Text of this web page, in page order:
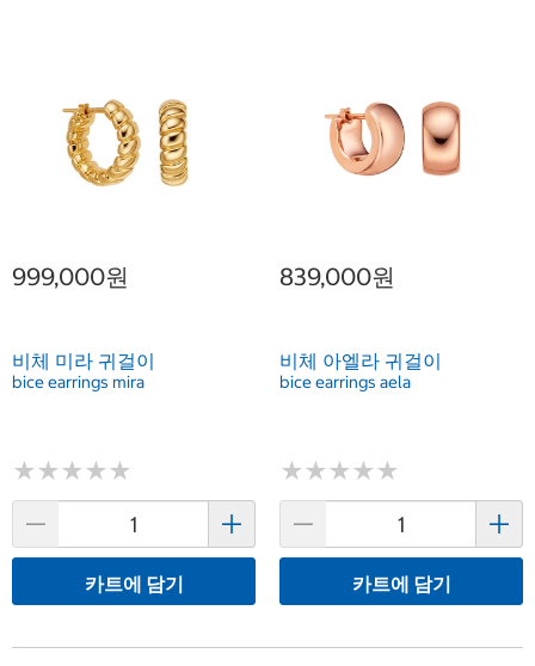
999,000원
비체 미라 귀걸이
bice earrings mira
★★★★★
★★★★★
카트에 담기
839,000원
비체 아엘라 귀걸이
bice earrings aela
★★★★★
★★★★★
카트에 담기